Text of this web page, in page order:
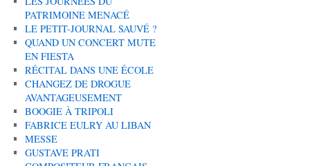
PATRIMOINE MENACÉ
LE PETIT-JOURNAL SAUVÉ ?
QUAND UN CONCERT MUTE
EN FIESTA
RÉCITAL DANS UNE ÉCOLE
CHANGEZ DE DROGUE
AVANTAGEUSEMENT
BOOGIE À TRIPOLI
FABRICE EULRY AU LIBAN
MESSE
GUSTAVE PRATI